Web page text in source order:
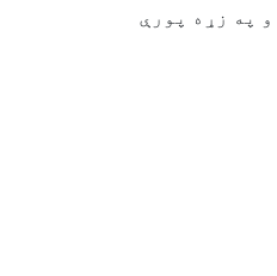
په زړه پورې